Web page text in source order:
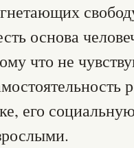
основа
что не
его